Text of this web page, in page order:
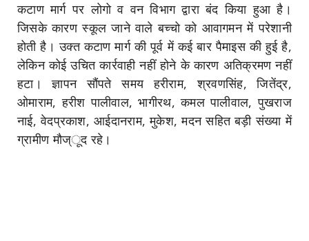
कटाण मार्ग पर लोगो व वन विभाग द्वारा बंद किया हुआ है।
जिसके कारण स्कूल जाने वाले बच्चो को आवागमन में परेशानी
होती है। उक्त कटाण मार्ग की पूर्व में कई बार पैमाइस की हुई है,
लेकिन कोई उचित कार्रवाही नहीं होने के कारण अतिक्रमण नहीं
हटा। ज्ञापन सौंपते समयहरीराम, श्रवणसिंह, जितेंद्र,
ओमाराम, हरीश पालीवाल, भागीरथ, कमल पालीवाल, पुखराज
नाई, वेदप्रकाश, आईदानराम, मुकेश, मदन सहित बड़ी संख्या में
ग्रामीण मौज्ूद रहे।